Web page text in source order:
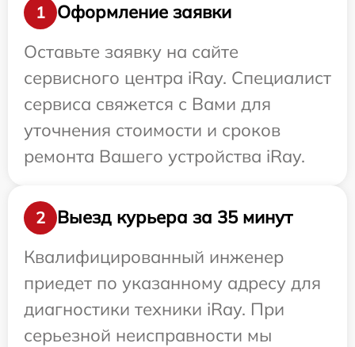
1
Оформление заявки
Оставьте заявку на сайте
сервисного центра iRay. Специалист
сервиса свяжется с Вами для
уточнения стоимости и сроков
ремонта Вашего устройства iRay.
2
Выезд курьера за 35 минут
Квалифицированный инженер
приедет по указанному адресу для
диагностики техники iRay. При
серьезной неисправности мы